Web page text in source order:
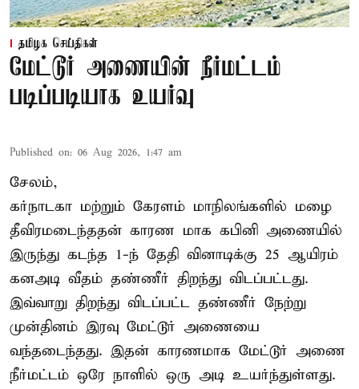
தமிழக செய்திகள்
மேட்டூர் அணையின் நீர்மட்டம்
படிப்படியாக உயர்வு
Published on: 06 Aug 2026, 1:47 am
சேலம்,
கர்நாடகா மற்றும் கேரளம் மாநிலங்களில் மழை
தீவிரமடைந்ததன் காரண மாக கபினி அணையில்
இருந்து கடந்த 1-ந் தேதி வினாடிக்கு 25 ஆயிரம்
கனஅடி வீதம் தண்ணீர் திறந்து விடப்பட்டது.
இவ்வாறு திறந்து விடப்பட்ட தண்ணீர் நேற்று
முன்தினம் இரவு மேட்டூர் அணையை
வந்தடைந்தது. இதன் காரணமாக மேட்டூர் அணை
நீர்மட்டம் ஒரே நாளில் ஒரு அடி உயர்ந்துள்ளது.